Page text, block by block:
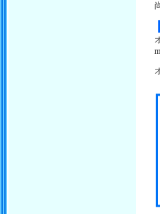
尚
【
オ
オ